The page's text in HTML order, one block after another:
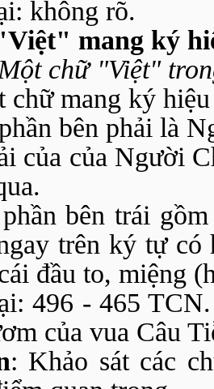
không rõ.
mang ký
chữ "Việt"
chữ mang ký
bên phải là
của của Người
bên trái
trên ký tự
đầu to, miệng
496 - 465
của vua Câu
: Khảo sát các